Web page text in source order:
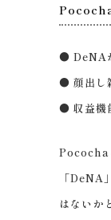
● DeNA
● 顔出し
● 収益機
Pococha
「DeNA
はないか